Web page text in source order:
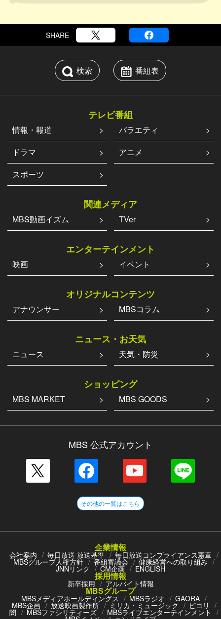
SHARE
検索 番組表
テレビ番組
情報・報道
バラエティ
ドラマ
アニメ
スポーツ
関連メディア
MBS動画イズム TVer
エンターテインメント
映画 イベント
オリジナルコンテンツ
アナウンサー MBSコラム
ニュース・お天気
ニュース 天気・防災
ショッピング
MBS MARKET MBS GOODS
MBS 公式アカウント
その他の一覧はこちら
企業情報
会社案内 毎日放送 放送基準 毎日放送コンプライアンス憲章
MBSグループ人権方針 番組審議会 健康経営への取り組み
JNNリンク CM企画 ENGLISH
採用情報
新卒採用 アルバイト情報
MBSグループ
MBSメディアホールディングス MBSラジオ GAORA
MBS企画 放送映画製作所 ミリカ・ミュージック ピコリ
闇 MBSファシリティーズ MBSライブエンターテインメント